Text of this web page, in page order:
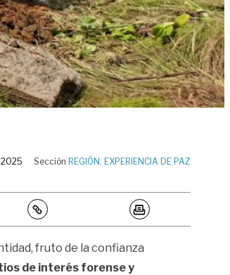
Sección REGIÓN, EXPERIENCIA DE PAZ
fruto de la confianza
de interés forense y